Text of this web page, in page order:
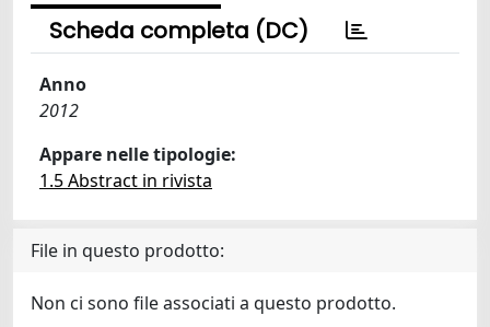
Scheda completa (DC)
Anno
2012
Appare nelle tipologie:
1.5 Abstract in rivista
File in questo prodotto:
Non ci sono file associati a questo prodotto.